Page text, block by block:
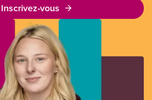
Inscrivez-vous